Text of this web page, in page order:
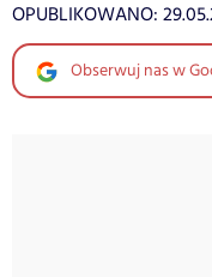
OPUBLIKOWANO:
Obserwuj nas w